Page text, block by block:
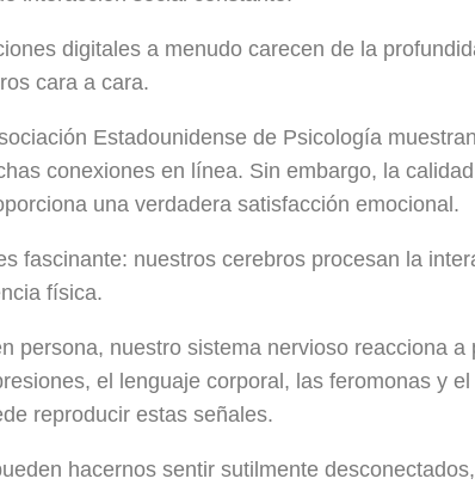
digitales a menudo carecen de la
cara a cara.
Estadounidense de Psicología
conexiones en línea. Sin embargo, la
una verdadera satisfacción emocional.
fascinante: nuestros cerebros procesan la
física.
persona, nuestro sistema nervioso reacciona a
el lenguaje corporal, las feromonas y
reproducir estas señales.
hacernos sentir sutilmente